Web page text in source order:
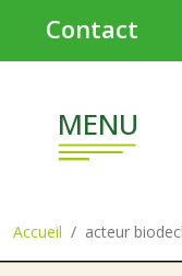
MENU
Contact
Accueil acteur